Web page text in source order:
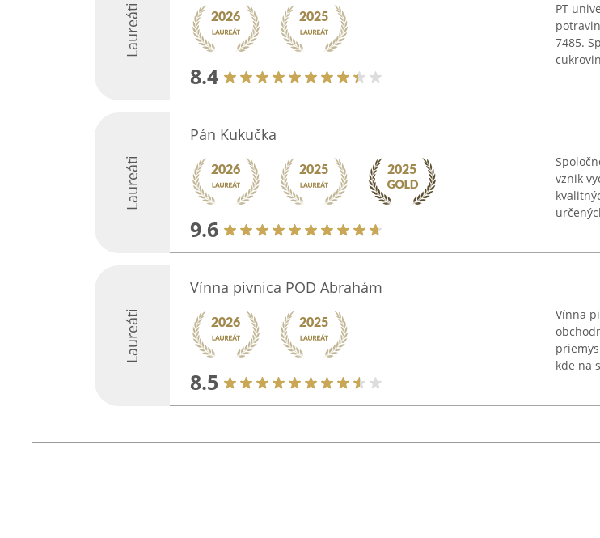
Laureáti
8.4
PT
7485.
Laureáti
Pán Kukučka
9.6
vznik
Laureáti
Vínna pivnica POD Abrahám
8.5
Vínna
kde na